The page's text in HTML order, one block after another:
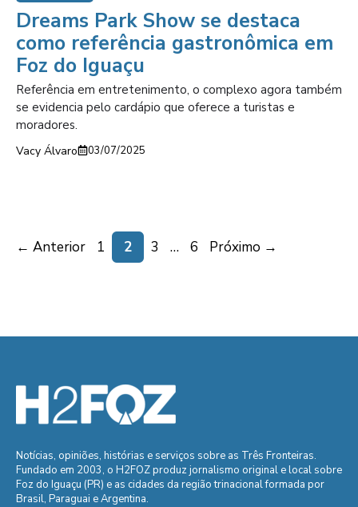
Dreams Park Show se destaca
como referência gastronômica em
Foz do Iguaçu
Referência em entretenimento, o complexo agora também
se evidencia pelo cardápio que oferece a turistas e
moradores.
Vacy Álvaro 03/07/2025
← Anterior Page
1 Page
2 Page
3 … Page
6 Próximo →
Notícias, opiniões, histórias e serviços sobre as Três Fronteiras.
Fundado em 2003, o H2FOZ produz jornalismo original e local sobre
Foz do Iguaçu (PR) e as cidades da região trinacional formada por
Brasil, Paraguai e Argentina.